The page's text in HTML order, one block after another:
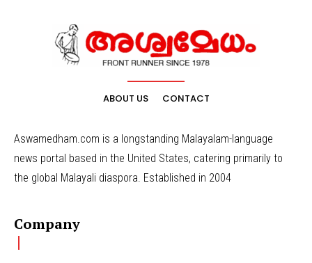
ABOUT US CONTACT
Aswamedham.com is a longstanding Malayalam-language
news portal based in the United States, catering primarily to
the global Malayali diaspora. Established in 2004
Company